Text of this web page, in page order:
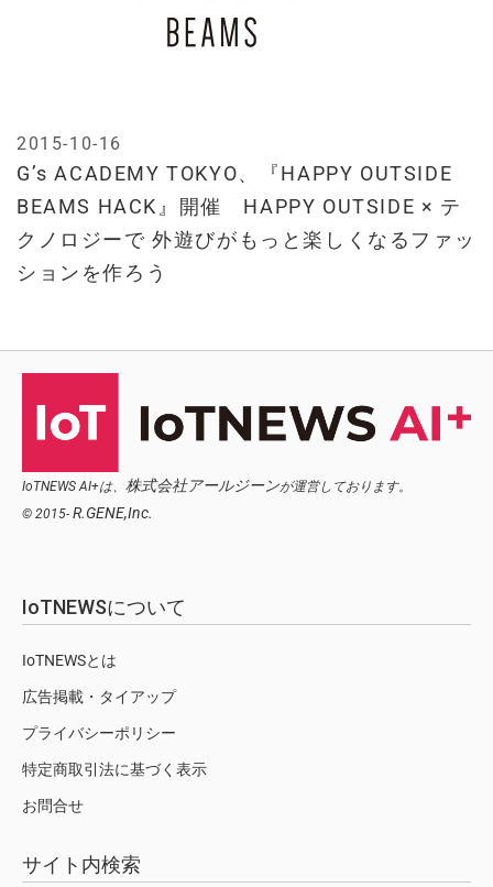
G’s ACADEMY TOKYO、『HAPPY OUTSIDE
BEAMS HACK』開催 HAPPY OUTSIDE × テ
クノロジーで 外遊びがもっと楽しくなるファッ
ションを作ろう
2015-10-16
IoTNEWS AI+は、 株式会社アールジーンが運営しております。
© 2015- R.GENE,Inc.
IoTNEWSについて
IoTNEWSとは
広告掲載・タイアップ
プライバシーポリシー
特定商取引法に基づく表示
お問合せ
サイト内検索